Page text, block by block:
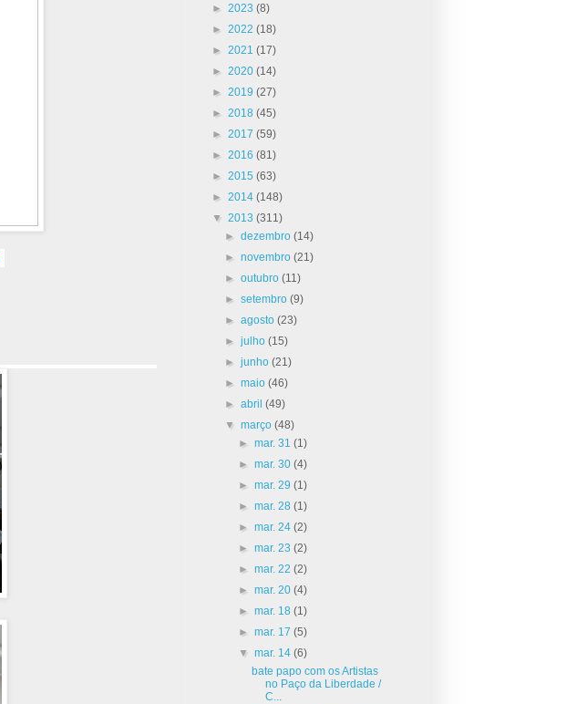
► 2023 (8)
► 2022 (18)
► 2021 (17)
► 2020 (14)
► 2019 (27)
► 2018 (45)
► 2017 (59)
► 2016 (81)
► 2015 (63)
► 2014 (148)
▼ 2013 (311)
►dezembro(14)
►novembro(21)
►outubro(11)
►setembro(9)
►agosto(23)
►julho(15)
►junho(21)
►maio(46)
►abril(49)
▼março(48)
► mar. 31 (1)
► mar. 30 (4)
► mar. 29 (1)
► mar. 28 (1)
► mar. 24 (2)
► mar. 23 (2)
► mar. 22 (2)
► mar. 20 (4)
► mar. 18 (1)
► mar. 17 (5)
▼ mar. 14 (6)
bate papo com os Artistas
no Paço da Liberdade /
C...